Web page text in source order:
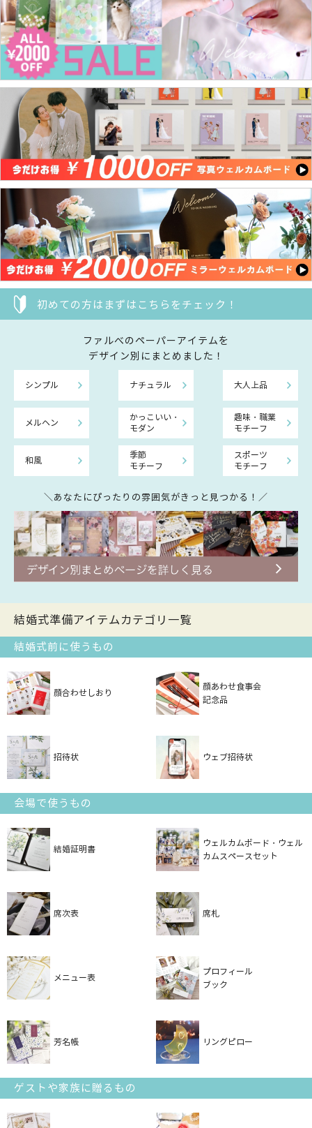
初めての方はまずはこちらをチェック！
ファルべのペーパーアイテムを
デザイン別にまとめました！
シンプル ナチュラル 大人上品
メルヘン
かっこいい・
モダン
趣味・職業
モチーフ
和風
季節
モチーフ
スポーツ
モチーフ
＼あなたにぴったりの雰囲気がきっと見つかる！／
結婚式準備アイテムカテゴリ一覧
結婚式前に使うもの
顔合わせしおり
顔あわせ食事会
記念品
招待状 ウェブ招待状
会場で使うもの
結婚証明書
ウェルカムボード・ウェル
カムスペースセット
席次表 席札
メニュー表
プロフィール
ブック
芳名帳 リングピロー
ゲストや家族に贈るもの